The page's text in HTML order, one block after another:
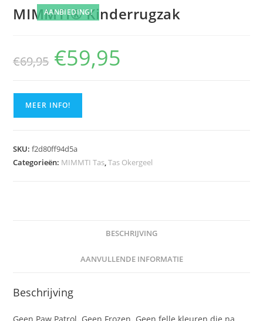
AANBIEDING!
MIMMTI® Kinderrugzak
€69,95
Oorspronkelijke
prijs
was:
€59,95
MEER INFO!
SKU:f2d80ff94d5a
Categorieën: MIMMTI Tas,Tas Okergeel
BESCHRIJVING
AANVULLENDE INFORMATIE
Beschrijving